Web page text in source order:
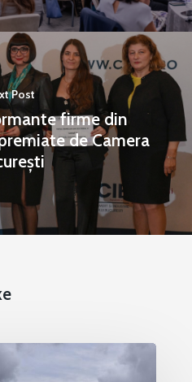
Post
firme din
de Camera